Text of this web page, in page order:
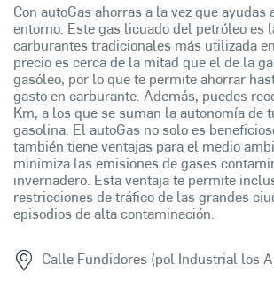
Con autoGas ahorras a la vez que
entorno. Este gas licuado del petróleo es
carburantes tradicionales más utilizada
precio es cerca de la mitad que el de la
gasóleo, por lo que te permite ahorrar
gasto en carburante. Además, puedes
Km, a los que se suman la autonomía de
gasolina. El autoGas no solo es
también tiene ventajas para el medio
minimiza las emisiones de gases
invernadero. Esta ventaja te permite
restricciones de tráfico de las grandes
episodios de alta contaminación.
Calle Fundidores (pol Industrial los